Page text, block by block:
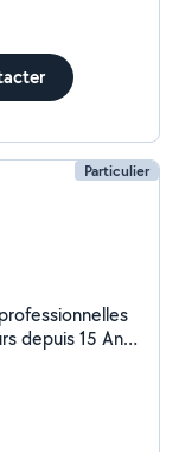
Particulier
depuis 15 Ans
Règlement